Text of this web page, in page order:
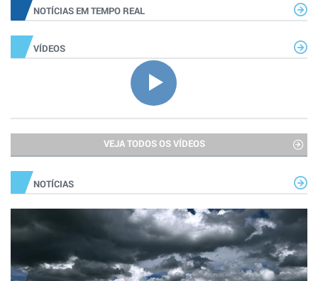
NOTÍCIAS EM TEMPO REAL
VÍDEOS
VEJA TODOS OS VÍDEOS
NOTÍCIAS